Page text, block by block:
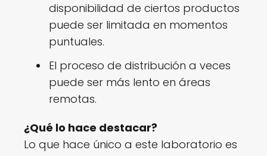
disponibilidad de ciertos productos
puede ser limitada en momentos
puntuales.
El proceso de distribución a veces
puede ser más lento en áreas
remotas.
¿Qué lo hace destacar?
Lo que hace único a este laboratorio es